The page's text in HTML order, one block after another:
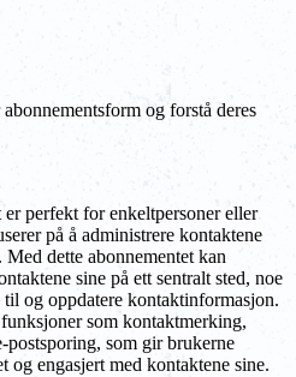
og forstå deres
perfekt for enkeltpersoner eller
på å administrere kontaktene
dette abonnementet kan
sine på ett sentralt sted, noe
og oppdatere kontaktinformasjon.
som kontaktmerking,
postsporing, som gir brukerne
engasjert med kontaktene sine.